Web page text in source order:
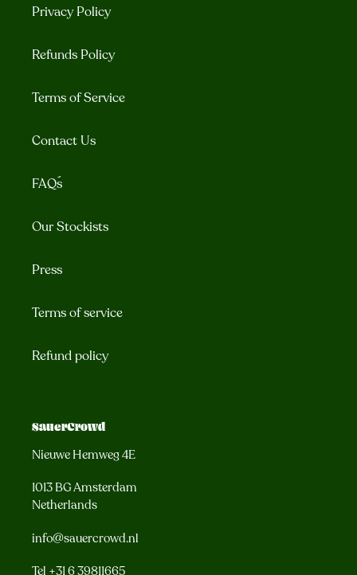
Privacy Policy
Refunds Policy
Terms of Service
Contact Us
FAQ´s
Our Stockists
Press
Terms of service
Refund policy
SauerCrowd
Nieuwe Hemweg 4E
1013 BG Amsterdam
Netherlands
info@sauercrowd.nl
Tel +31 6 39811665